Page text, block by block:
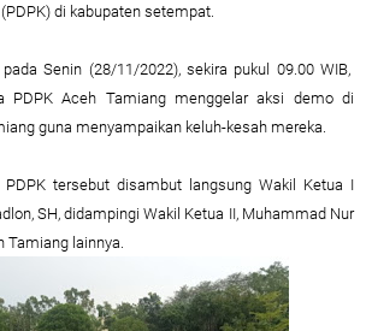
di kabupaten setempat.
Senin (28/11/2022), sekira pukul 09.00 WIB,
PDPK Aceh Tamiang menggelar aksi demo di
guna menyampaikan keluh-kesah mereka.
PDPK tersebut disambut langsung Wakil Ketua I
SH, didampingi Wakil Ketua II, Muhammad Nur
Tamiang lainnya.